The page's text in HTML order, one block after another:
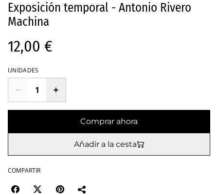
Exposición temporal - Antonio Rivero
Machina
12,00 €
UNIDADES
Comprar ahora
Añadir a la cesta
COMPARTIR